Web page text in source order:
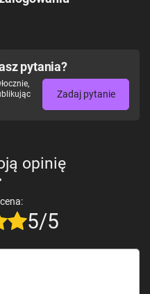
pytania?
Zadaj pytanie
opinię
5/5